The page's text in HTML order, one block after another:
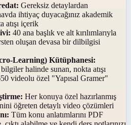
Gereksiz detaylardan
ihtiyaç duyacağınız akademik
atışı içerik
40 ana başlık ve alt kırılımlarıyla
oluşan devasa bir dilbilgisi
Learning) Kütüphanesi:
halinde sunan, nokta atışı
videolu özel "Yapısal Gramer"
Her konuya özel hazırlanmış
öğreten detaylı video çözümleri
Tüm konu anlatımlarını PDF